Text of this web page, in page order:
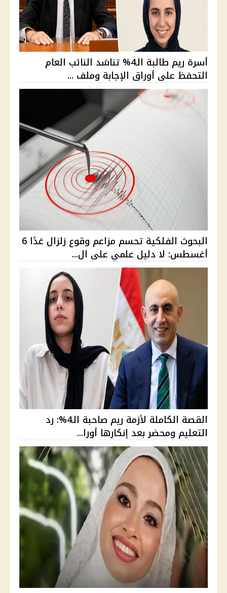
أسرة ريم طالبة الـ4% تناشد النائب العام
التحفظ على أوراق الإجابة وملف ...
البحوث الفلكية تحسم مزاعم وقوع زلزال غدًا 6
أغسطس: لا دليل علمي على ال...
القصة الكاملة لأزمة ريم صاحبة الـ4%: رد
التعليم ومحضر بعد إنكارها أورا...